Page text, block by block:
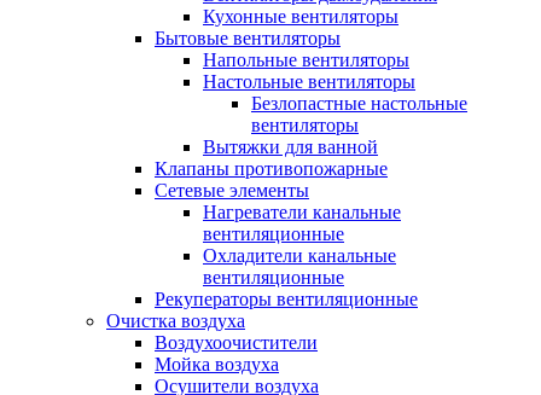
Кухонные вентиляторы
Бытовые вентиляторы
Напольные вентиляторы
Настольные вентиляторы
Безлопастные настольные
вентиляторы
Вытяжки для ванной
Клапаны противопожарные
Сетевые элементы
Нагреватели канальные
вентиляционные
Охладители канальные
вентиляционные
Рекуператоры вентиляционные
Очистка воздуха
Воздухоочистители
Мойка воздуха
Осушители воздуха